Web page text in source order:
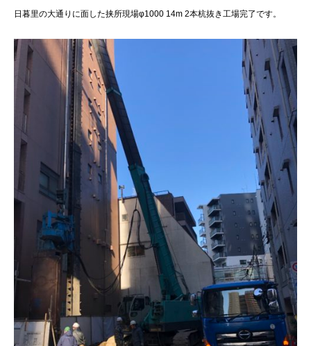
日暮里の大通りに面した挟所現場φ1000 14m 2本杭抜き工場完了です。